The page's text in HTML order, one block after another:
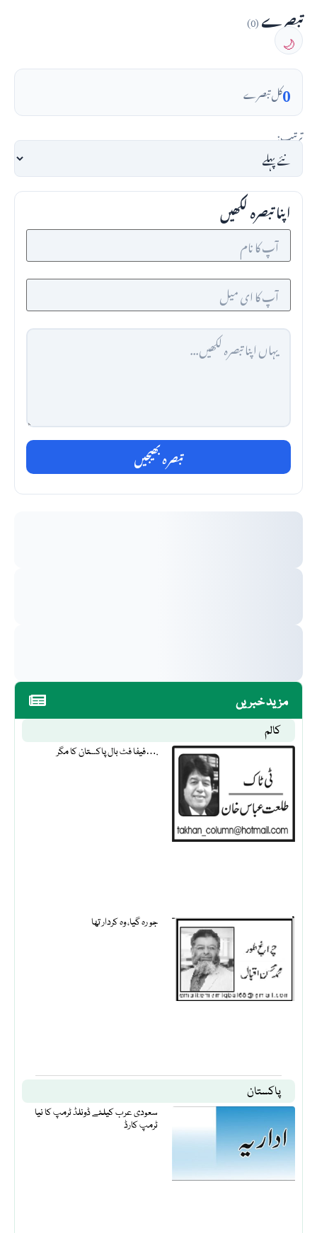
مزید خبریں
کالم
فیفا فٹ بال پاکستان کا مگر….
جو رہ گیا، وہ کردار تھا
پاکستان
سعودی عرب کیلئے ڈونلڈ ٹرمپ کا نیا
ٹرمپ کارڈ
تبصرے(0)
🌙
0کل تبصرے
ترتیب:
اپنا تبصرہ لکھیں
تبصرہ بھیجیں